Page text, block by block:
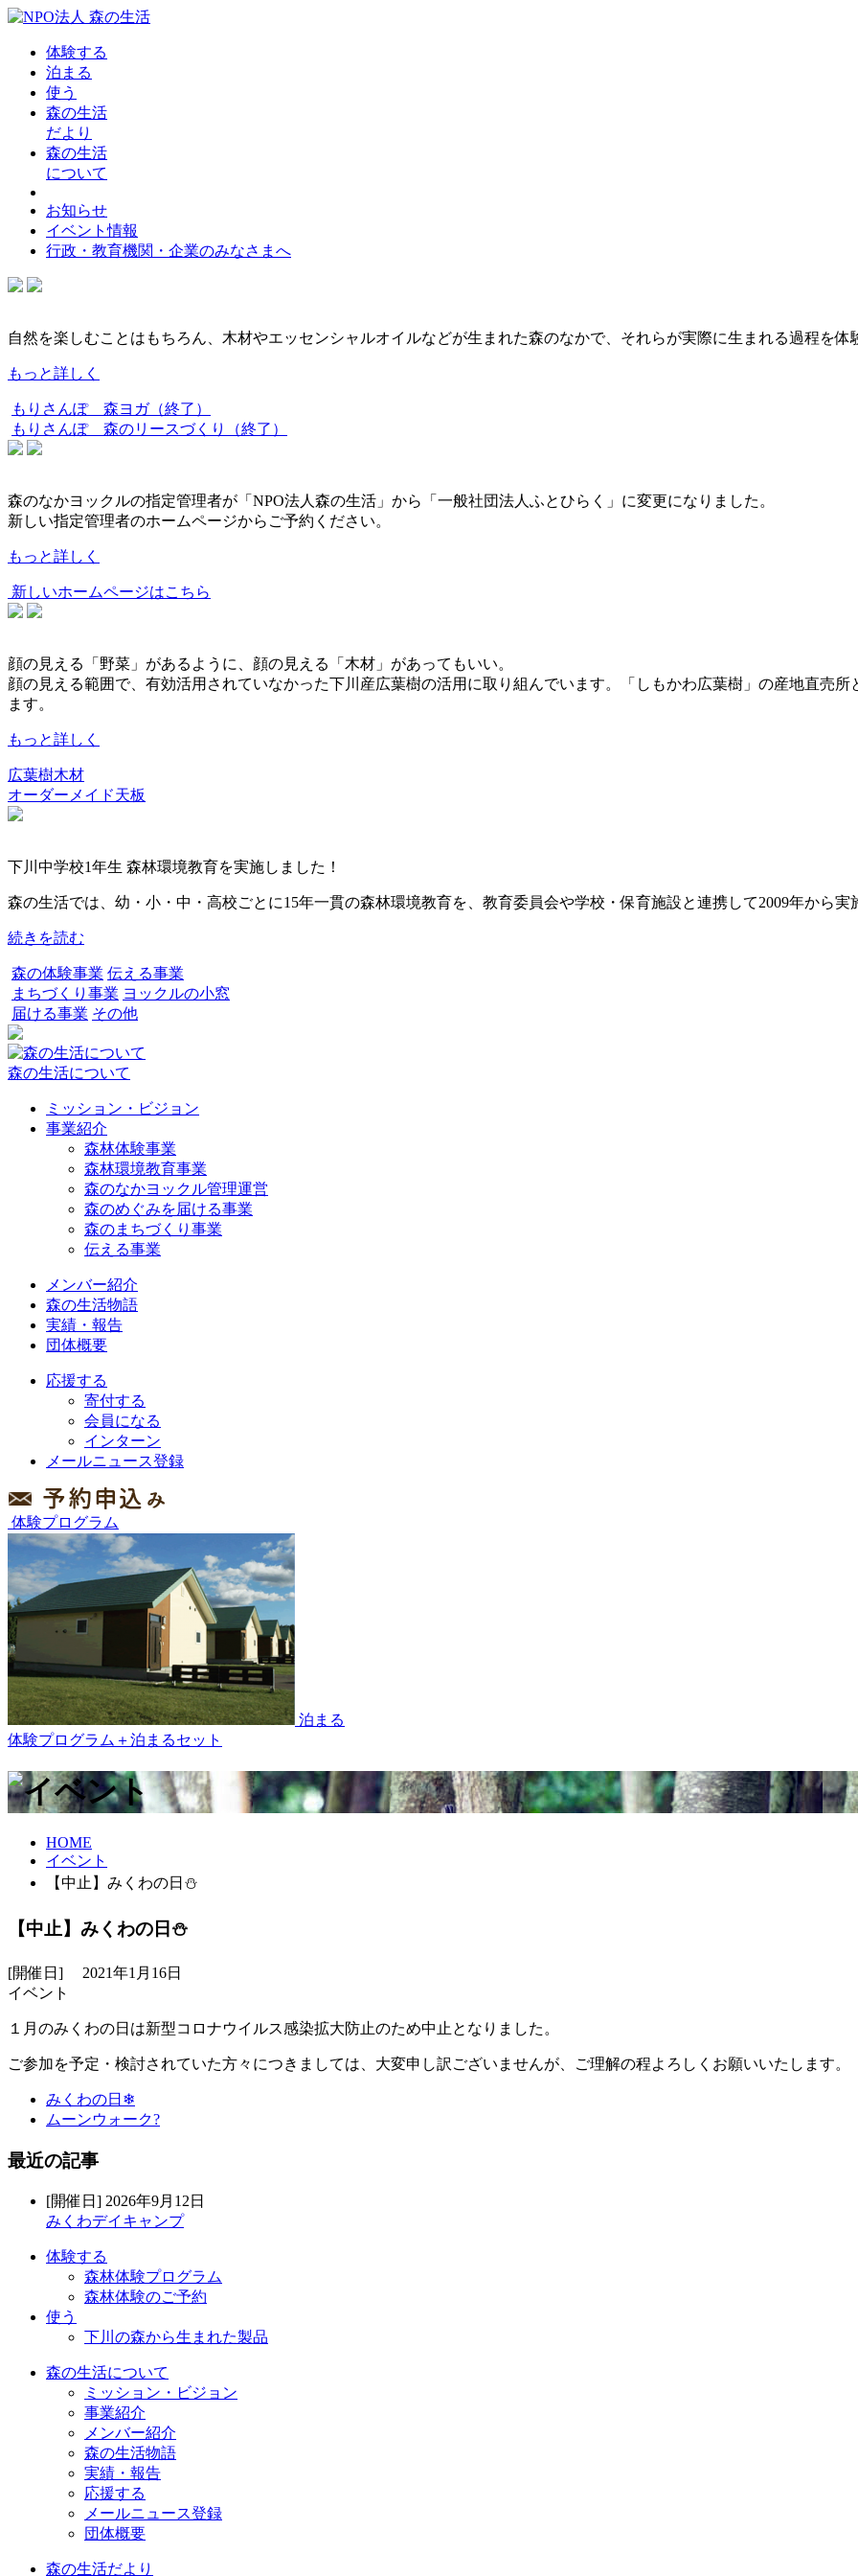
体験する
泊まる
使う
森の生活
だより
森の生活
について
お知らせ
イベント情報
行政・教育機関・企業のみなさまへ
自然を楽しむことはもちろん、木材やエッセンシャルオイルなどが生まれた森のなかで、それらが実際に生まれる過程を体
もっと詳しく
もりさんぽ 森ヨガ（終了）
もりさんぽ 森のリースづくり（終了）
森のなかヨックルの指定管理者が「NPO法人森の生活」から「一般社団法人ふとひらく」に変更になりました。
新しい指定管理者のホームページからご予約ください。
もっと詳しく
新しいホームページはこちら
顔の見える「野菜」があるように、顔の見える「木材」があってもいい。
顔の見える範囲で、有効活用されていなかった下川産広葉樹の活用に取り組んでいます。「しもかわ広葉樹」の産地直売
ます。
もっと詳しく
広葉樹木材
オーダーメイド天板
下川中学校1年生 森林環境教育を実施しました！
森の生活では、幼・小・中・高校ごとに15年一貫の森林環境教育を、教育委員会や学校・保育施設と連携して2009年から実
続きを読む
森の体験事業 伝える事業
まちづくり事業 ヨックルの小窓
届ける事業 その他
森の生活について
ミッション・ビジョン
事業紹介
森林体験事業
森林環境教育事業
森のなかヨックル管理運営
森のめぐみを届ける事業
森のまちづくり事業
伝える事業
メンバー紹介
森の生活物語
実績・報告
団体概要
応援する
寄付する
会員になる
インターン
メールニュース登録
体験プログラム
泊まる
体験プログラム＋泊まるセット
HOME
イベント
【中止】みくわの日⛄️
【中止】みくわの日⛄️
[開催日] 2021年1月16日
イベント
１月のみくわの日は新型コロナウイルス感染拡大防止のため中止となりました。
ご参加を予定・検討されていた方々につきましては、大変申し訳ございませんが、ご理解の程よろしくお願いいたします。
みくわの日❄︎
ムーンウォーク?
最近の記事
[開催日] 2026年9月12日
みくわデイキャンプ
体験する
森林体験プログラム
森林体験のご予約
使う
下川の森から生まれた製品
森の生活について
ミッション・ビジョン
事業紹介
メンバー紹介
森の生活物語
実績・報告
応援する
メールニュース登録
団体概要
森の生活だより